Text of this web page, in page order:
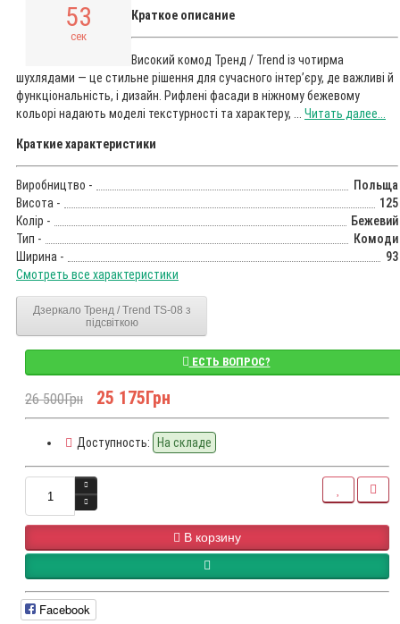
52
сек
Краткое описание
Високий комод Тренд / Trend із чотирма
шухлядами — це стильне рішення для сучасного інтер’єру, де важливі й
функціональність, і дизайн. Рифлені фасади в ніжному бежевому
кольорі надають моделі текстурності та характеру, ... Читать далее...
Краткие характеристики
Виробництво -
Польща
Висота -
125
Колір -
Бежевий
Тип -
Комоди
Ширина -
93
Смотреть все характеристики
Дзеркало Тренд / Trend TS-08 з
підсвіткою
ЕСТЬ ВОПРОС?
26 500Грн 25 175Грн
Доступность: На складе
В корзину
Facebook